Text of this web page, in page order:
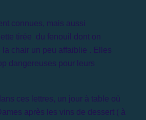
connues, mais aussi
tirée du fenouil dont on
chair un peu affaiblie . Elles
dangereuses pour leurs
ces lettres, un jour à table où
après les vins de dessert ( à